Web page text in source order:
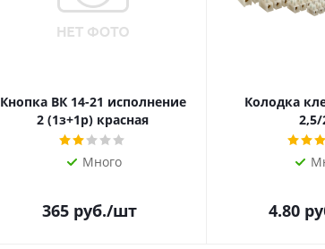
Кнопка ВК 14-21 исполнение
2 (1з+1р) красная
Много
365 руб./шт
Колодка
2,5/
4.80